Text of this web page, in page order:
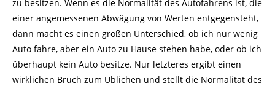
zu besitzen. Wenn es die Normalität des Autofahrens ist, die
einer angemessenen Abwägung von Werten entgegensteht,
dann macht es einen großen Unterschied, ob ich nur wenig
Auto fahre, aber ein Auto zu Hause stehen habe, oder ob ich
überhaupt kein Auto besitze. Nur letzteres ergibt einen
wirklichen Bruch zum Üblichen und stellt die Normalität des